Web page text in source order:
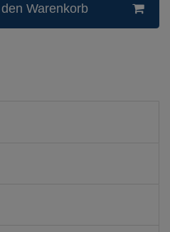
Warenkorb